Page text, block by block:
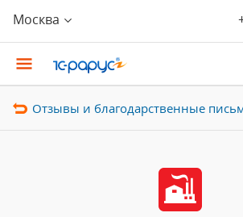
Москва
Отзывы и благодарственные